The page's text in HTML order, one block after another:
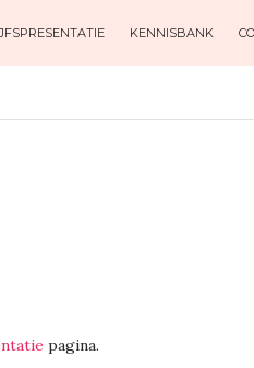
KENNISBANK
pagina.